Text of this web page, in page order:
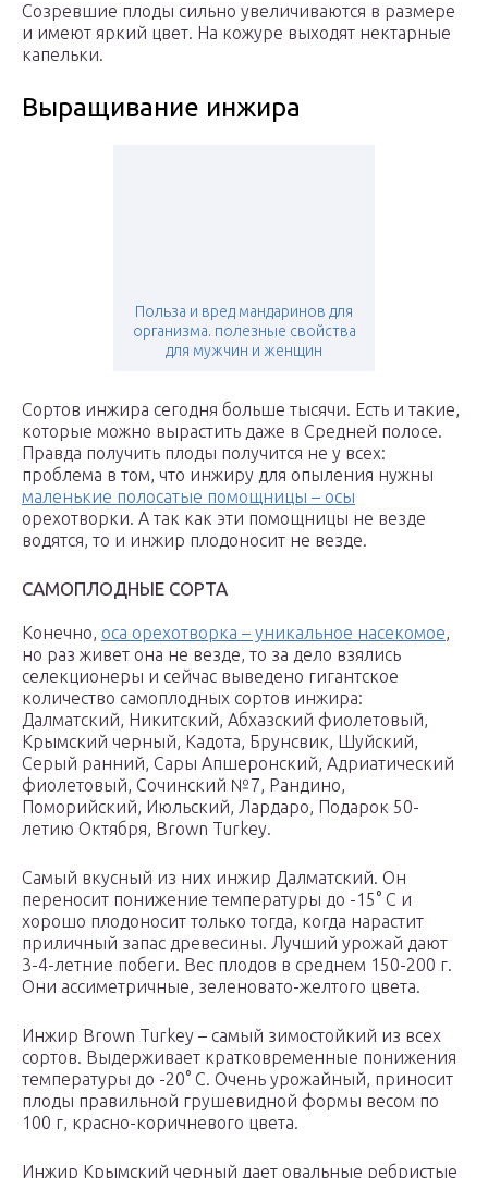
Созревшие плоды сильно увеличиваются в размере
и имеют яркий цвет. На кожуре выходят нектарные
капельки.
Выращивание инжира
Польза и вред мандаринов для
организма. полезные свойства
для мужчин и женщин
Сортов инжира сегодня больше тысячи. Есть и такие,
которые можно вырастить даже в Средней полосе.
Правда получить плоды получится не у всех:
проблема в том, что инжиру для опыления нужны
маленькие полосатые помощницы – осы
орехотворки. А так как эти помощницы не везде
водятся, то и инжир плодоносит не везде.
САМОПЛОДНЫЕ СОРТА
Конечно, оса орехотворка – уникальное насекомое,
но раз живет она не везде, то за дело взялись
селекционеры и сейчас выведено гигантское
количество самоплодных сортов инжира:
Далматский, Никитский, Абхазский фиолетовый,
Крымский черный, Кадота, Брунсвик, Шуйский,
Серый ранний, Сары Апшеронский, Адриатический
фиолетовый, Сочинский №7, Рандино,
Поморийский, Июльский, Лардаро, Подарок 50-
летию Октября, Brown Turkey.
Самый вкусный из них инжир Далматский. Он
переносит понижение температуры до -15° С и
хорошо плодоносит только тогда, когда нарастит
приличный запас древесины. Лучший урожай дают
3-4-летние побеги. Вес плодов в среднем 150-200 г.
Они ассиметричные, зеленовато-желтого цвета.
Инжир Brown Turkey – самый зимостойкий из всех
сортов. Выдерживает кратковременные понижения
температуры до -20° С. Очень урожайный, приносит
плоды правильной грушевидной формы весом по
100 г, красно-коричневого цвета.
Инжир Крымский черный дает овальные ребристые